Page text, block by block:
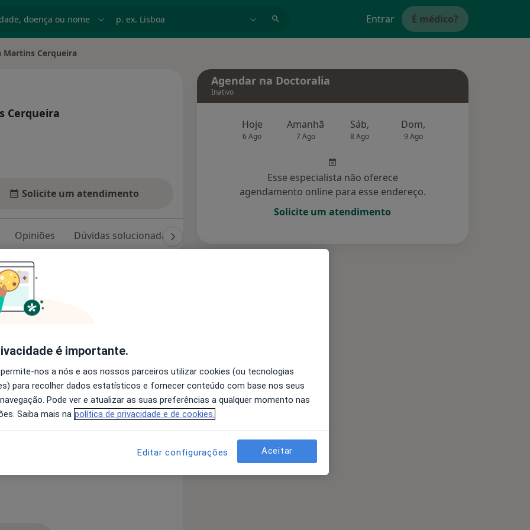
Entrar É médico?
Martins Cerqueira
Cerqueira
Solicite um atendimento
Opiniões Dúvidas solucionadas (3)
Clínica - Psicoterapia a Crianças, Jovens, Adultos e Idosos
Agendar na Doctoralia
Inativo
Hoje
6 Ago
Amanhã
7 Ago
Sáb,
8 Ago
Dom,
9 Ago
Esse especialista não oferece
agendamento online para esse endereço.
Solicite um atendimento
é importante.
nos a nós e aos nossos parceiros utilizar cookies (ou tecnologias
para recolher dados estatísticos e fornecer conteúdo com base nos seus
Pode ver e atualizar as suas preferências a qualquer momento nas
Saiba mais na política de privacidade e de cookies.
Editar configurações Aceitar